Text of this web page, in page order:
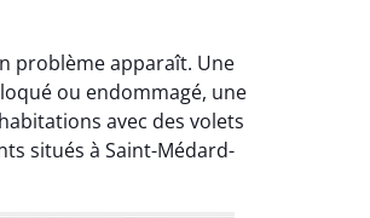
problème apparaît. Une
ou endommagé, une
avec des volets
situés à Saint-Médard-